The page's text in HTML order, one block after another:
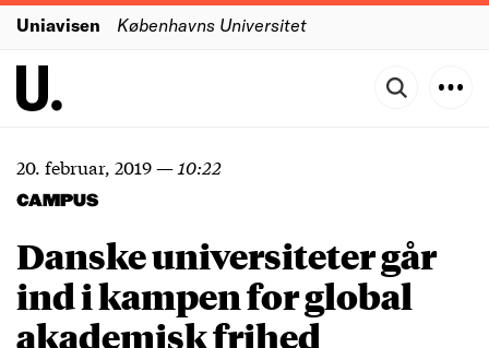
Uniavisen Københavns Universitet
20. februar, 2019— 10:22
CAMPUS
Danske universiteter går
ind i kampen for global
akademisk frihed